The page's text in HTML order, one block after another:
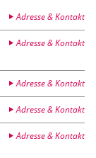
Adresse & Kontakt
Adresse & Kontakt
Adresse & Kontakt
Adresse & Kontakt
Adresse & Kontakt